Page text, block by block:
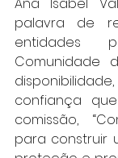
palavra de
entidades
Comunidade
confiança
comissão,
para construir